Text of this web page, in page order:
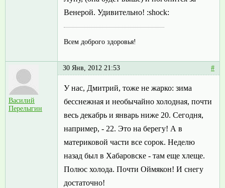
Венерой. Удивительно! :shock:
Всем доброго здоровья!
Василий
Перелыгин
30 Янв, 2012 21:53 #
У нас, Дмитрий, тоже не жарко: зима
бесснежная и необычайно холодная, почти
весь декабрь и январь ниже 20. Сегодня,
например, - 22. Это на берегу! А в
материковой части все сорок. Неделю
назад был в Хабаровске - там еще хлеще.
Полюс холода. Почти Оймякон! И снегу
достаточно!